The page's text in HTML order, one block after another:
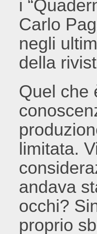
i
Carlo
negli
della
Quel che
limitata.
andava
occhi?
proprio